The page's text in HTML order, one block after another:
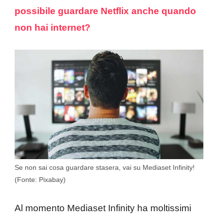
possibile guardare Netflix anche quando
non hai internet?
Se non sai cosa guardare stasera, vai su Mediaset Infinity!
(Fonte: Pixabay)
Al momento Mediaset Infinity ha moltissimi